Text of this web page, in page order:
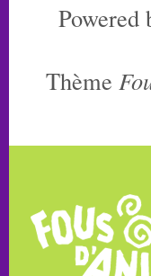
Powered
Thème